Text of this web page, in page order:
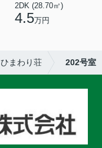
2DK (28.70㎡)
4.5万円
ひまわり荘 202号室